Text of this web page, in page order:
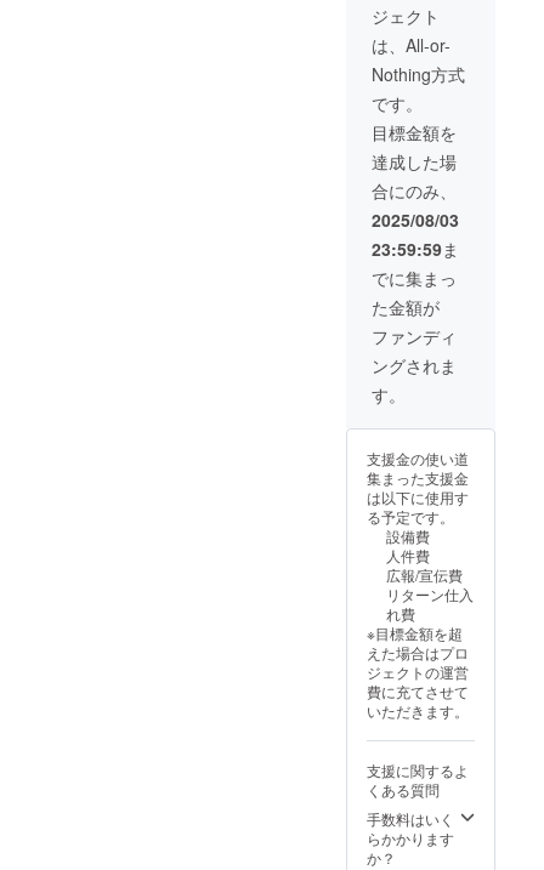
・マグ
カッ
プ 1点
・プリ
ツ 1点
・記念
カー
ド 1点
●色紙イ
ラスト
はイ
メージ
画像に
なりま
す。 ●
必ず備
考欄
れる宛
記入く
ださ
い。 ●
宛名の
必要が
ない場
合は
「宛名
とご記
入くだ
さい。
●恐縮で
すが、
備考欄
の宛名
変更は
不可と
なって
おりま
ジェクト
は、All-or-
Nothing方式
です。
目標金額を
達成した場
合にのみ、
2025/08/03
23:59:59ま
でに集まっ
た金額が
ファンディ
ングされま
す。
支援金の使い道
集まった支援金
は以下に使用す
る予定です。
設備費
人件費
広報/宣伝費
リターン仕入
れ費
※目標金額を超
えた場合はプロ
ジェクトの運営
費に充てさせて
いただきます。
支援に関するよ
くある質問
手数料はいく
らかかります
か？